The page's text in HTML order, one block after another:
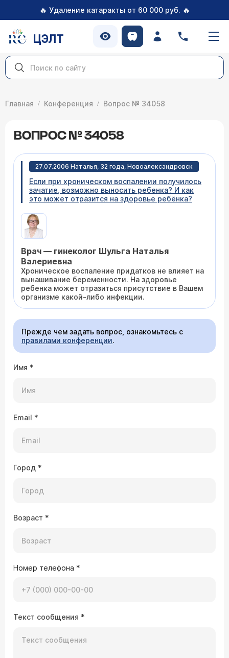
🔥 Удаление катаракты от 60 000 руб. 🔥
ЦЭЛТ
Главная Конференция Вопрос № 34058
ВОПРОС № 34058
27.07.2006 Наталья, 32 года, Новоалександровск
Если при хроническом воспалении получилось
зачатие, возможно выносить ребенка? И как
это может отразится на здоровье ребёнка?
Врач — гинеколог Шульга Наталья
Валериевна
Хроническое воспаление придатков не влияет на
вынашивание беременности. На здоровье
ребенка может отразиться присутствие в Вашем
организме какой-либо инфекции.
Прежде чем задать вопрос, ознакомьтесь с
правилами конференции.
Имя *
Email *
Город *
Возраст *
Номер телефона *
Текст сообщения *